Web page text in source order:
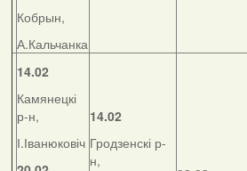
Кобрын,
А.Кальчанка
14.02
Камянецкі
р-н,
І.Іванюковіч
14.02
Гродзенскі р-
н,